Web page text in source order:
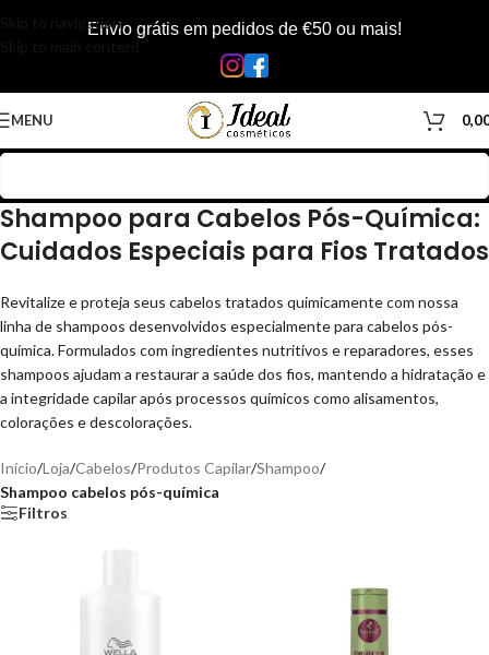
Skip to navigationEnvio grátis em pedidos de €50 ou mais!
MENU
Shampoo para Cabelos Pós-Química:
Cuidados Especiais para Fios Tratados
Revitalize e proteja seus cabelos tratados quimicamente com nossa
linha de shampoos desenvolvidos especialmente para cabelos pós-
química. Formulados com ingredientes nutritivos e reparadores, esses
shampoos ajudam a restaurar a saúde dos fios, mantendo a hidratação e
a integridade capilar após processos químicos como alisamentos,
colorações e descolorações.
Início/Loja/Cabelos/Produtos Capilar/Shampoo/
Shampoo cabelos pós-química
Filtros